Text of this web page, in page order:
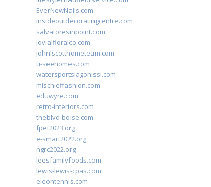
EverNewNails.com
insideoutdecoratingcentre.com
salvatoresinpoint.com
jovialfloralco.com
johnlscotthometeam.com
u-seehomes.com
watersportslagonissi.com
mischieffashion.com
eduwyre.com
retro-interiors.com
theblvd-boise.com
fpet2023.org
e-smart2022.org
ngrc2022.org
leesfamilyfoods.com
lewis-lewis-cpas.com
eleontennis.com